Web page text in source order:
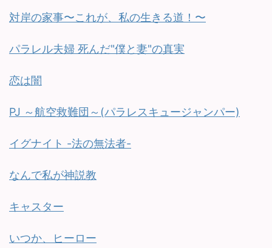
対岸の家事〜これが、私の生きる道！〜
パラレル夫婦 死んだ"僕と妻"の真実
恋は闇
PJ ～航空救難団～(パラレスキュージャンパー)
イグナイト -法の無法者-
なんで私が神説教
キャスター
いつか、ヒーロー